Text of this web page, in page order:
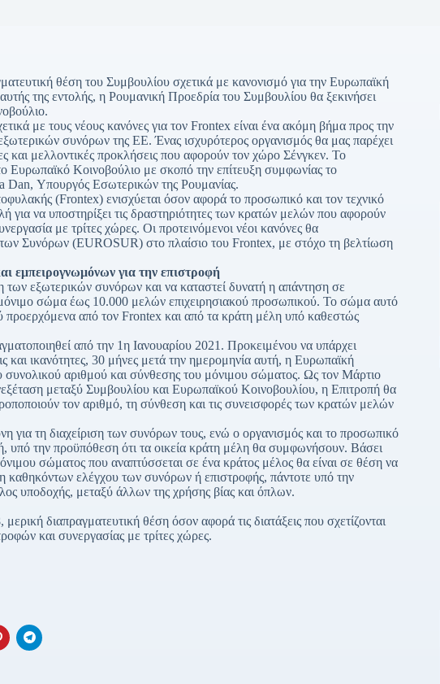
θέση του Συμβουλίου σχετικά με κανονισμό για την Ευρωπαϊκή
της εντολής, η Ρουμανική Προεδρία του Συμβουλίου θα ξεκινήσει
με τους νέους κανόνες για τον Frontex είναι ένα ακόμη βήμα προς την
συνόρων της ΕΕ. Ένας ισχυρότερος οργανισμός θα μας παρέχει
και μελλοντικές προκλήσεις που αφορούν τον χώρο Σένγκεν. Το
Ευρωπαϊκό Κοινοβούλιο με σκοπό την επίτευξη συμφωνίας το
Υπουργός Εσωτερικών της Ρουμανίας.
(Frontex) ενισχύεται όσον αφορά το προσωπικό και τον τεχνικό
για να υποστηρίξει τις δραστηριότητες των κρατών μελών που αφορούν
με τρίτες χώρες. Οι προτεινόμενοι νέοι κανόνες θα
Συνόρων (EUROSUR) στο πλαίσιο του Frontex, με στόχο τη βελτίωση
εμπειρογνωμόνων για την επιστροφή
των εξωτερικών συνόρων και να καταστεί δυνατή η απάντηση σε
σώμα έως 10.000 μελών επιχειρησιακού προσωπικού. Το σώμα αυτό
προερχόμενα από τον Frontex και από τα κράτη μέλη υπό καθεστώς
από την 1η Ιανουαρίου 2021. Προκειμένου να υπάρχει
και ικανότητες, 30 μήνες μετά την ημερομηνία αυτή, η Ευρωπαϊκή
συνολικού αριθμού και σύνθεσης του μόνιμου σώματος. Ως τον Μάρτιο
μεταξύ Συμβουλίου και Ευρωπαϊκού Κοινοβουλίου, η Επιτροπή θα
τον αριθμό, τη σύνθεση και τις συνεισφορές των κρατών μελών
για τη διαχείριση των συνόρων τους, ενώ ο οργανισμός και το προσωπικό
υπό την προϋπόθεση ότι τα οικεία κράτη μέλη θα συμφωνήσουν. Βάσει
σώματος που αναπτύσσεται σε ένα κράτος μέλος θα είναι σε θέση να
καθηκόντων ελέγχου των συνόρων ή επιστροφής, πάντοτε υπό την
υποδοχής, μεταξύ άλλων της χρήσης βίας και όπλων.
διαπραγματευτική θέση όσον αφορά τις διατάξεις που σχετίζονται
και συνεργασίας με τρίτες χώρες.